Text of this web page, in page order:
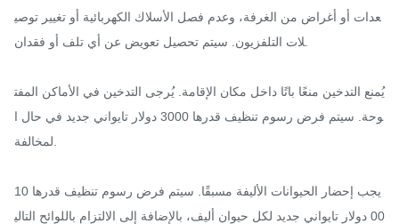
عدات أو أغراض من الغرفة، وعدم فصل الأسلاك الكهربائية أو تغيير توصي
لات التلفزيون. سيتم تحصيل تعويض عن أي تلف أو فقدان.
يُمنع التدخين منعًا باتًا داخل مكان الإقامة. يُرجى التدخين في الأماكن المفت
وحة. سيتم فرض رسوم تنظيف قدرها 3000 دولار تايواني جديد في حال ا
لمخالفة.
يجب إحضار الحيوانات الأليفة مسبقًا. سيتم فرض رسوم تنظيف قدرها 10
00 دولار تايواني جديد لكل حيوان أليف، بالإضافة إلى الالتزام باللوائح التالي